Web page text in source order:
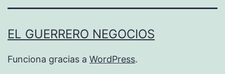
EL GUERRERO NEGOCIOS
Funciona gracias a WordPress.